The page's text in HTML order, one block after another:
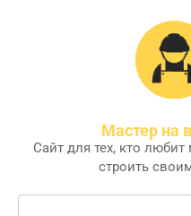
Мастер на
Сайт для тех, кто любит
строить
Поиск: